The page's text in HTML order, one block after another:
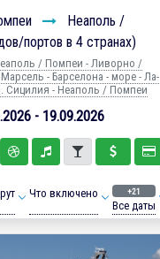
Неаполь /
портов в 4 странах)
/ Помпеи - Ливорно /
- Барселона - море - Ла-
Сицилия - Неаполь / Помпеи
- 19.09.2026
Что включено +21
Все даты